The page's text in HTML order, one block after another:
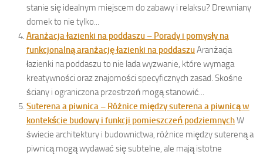
stanie się idealnym miejscem do zabawy i relaksu? Drewniany
domek to nie tylko...
Aranżacja łazienki na poddaszu – Porady i pomysły na
funkcjonalną aranżację łazienki na poddaszuAranżacja
łazienki na poddaszu to nie lada wyzwanie, które wymaga
kreatywności oraz znajomości specyficznych zasad. Skośne
ściany i ograniczona przestrzeń mogą stanowić...
Suterena a piwnica – Różnice między suterena a piwnicą w
kontekście budowy i funkcji pomieszczeń podziemnychW
świecie architektury i budownictwa, różnice między sutereną a
piwnicą mogą wydawać się subtelne, ale mają istotne